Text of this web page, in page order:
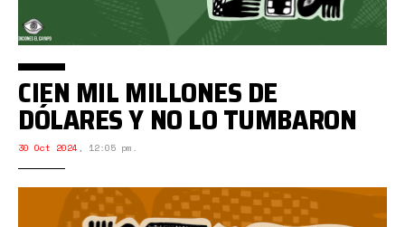
CIEN MIL MILLONES DE
DÓLARES Y NO LO TUMBARON
30 Oct 2024 , 12:05 pm.